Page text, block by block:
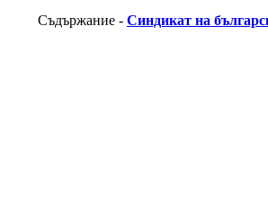
Съдържание - Синдикат на